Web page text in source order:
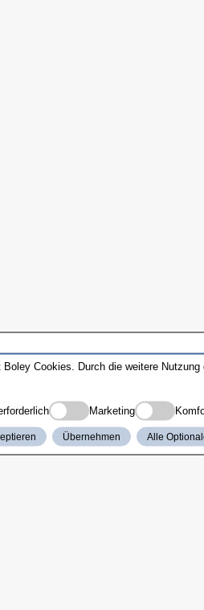
Cookies. Durch die weitere
Marketing
Übernehmen Alle